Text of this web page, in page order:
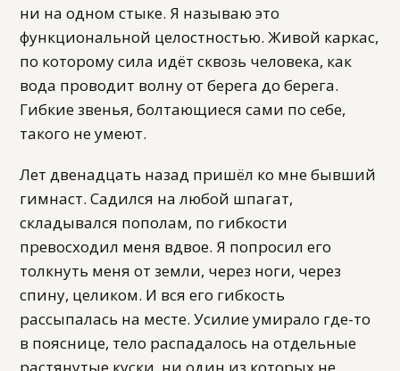
ни на одном стыке. Я называю это
функциональной целостностью. Живой каркас,
по которому сила идёт сквозь человека, как
вода проводит волну от берега до берега.
Гибкие звенья, болтающиеся сами по себе,
такого не умеют.
Лет двенадцать назад пришёл ко мне бывший
гимнаст. Садился на любой шпагат,
складывался пополам, по гибкости
превосходил меня вдвое. Я попросил его
толкнуть меня от земли, через ноги, через
спину, целиком. И вся его гибкость
рассыпалась на месте. Усилие умирало где-то
в пояснице, тело распадалось на отдельные
растянутые куски, ни один из которых не